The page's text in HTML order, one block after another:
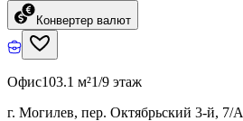
Конвертер валют
Офис103.1 м²1/9 этаж
г. Могилев, пер. Октябрьский 3-й, 7/А